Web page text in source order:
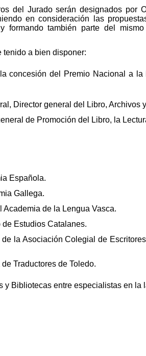
del Jurado serán designados por
en consideración las
formando también parte del
tenido a bien disponer:
concesión del Premio Nacional a la
Director general del Libro, Archivos
de Promoción del Libro, la
Española.
Gallega.
de la Lengua Vasca.
Estudios Catalanes.
la Asociación Colegial de
Traductores de Toledo.
Bibliotecas entre especialistas en la